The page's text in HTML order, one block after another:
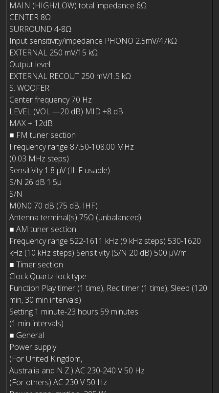
MAIN (HIGH/LOW) total impedance 6Ω
CENTER 8Ω
SURROUND 4-8Ω
Input sensitivity/impedance PHONO 2.5mV/47kΩ
EXTERNAL 250 mV/15 kΩ
Output level
EXTERNAL RECOUT 250 mV/1.5 kΩ
S. WOOFER
Center frequency 70 Hz
LEVEL (VOL —20 dB) MID +8 dB
MAX + 12dB
■ FM tuner section
Frequency range 87.50-108.00 MHz
(0.03 MHz steps)
Sensitivity 1.8 μV (IHF usable)
S/N 26 dB 1.5μ
S/N
M0N0 70 dB (75 dB, IHF)
Antenna terminal(s) 75Ω (unbalanced)
■ AM tuner section
Frequency range 522-1611 kHz (9 kHz steps) 530-1620
kHz (10 kHz steps) Sensitivity (S/N 20 dB) 500 μV/m
■ Timer section
Clock Quartz-lock type
Function Play timer (1 time), Rec timer (1 time), Sleep (120
min, 30 min intervals)
Setting 1 minute-23 hours 59 minutes
(1 min intervals)
■ General
Power supply
(For United Kingdom,
Australia and N.Z.) AC 230-240 V 50 Hz
(For others) AC 230 V 50 Hz